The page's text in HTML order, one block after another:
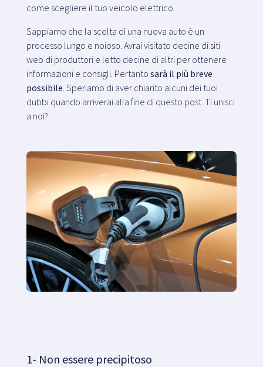
come scegliere il tuo veicolo elettrico.
Sappiamo che la scelta di una nuova auto è un
processo lungo e noioso. Avrai visitato decine di siti
web di produttori e letto decine di altri per ottenere
informazioni e consigli. Pertanto sarà il più breve
possibile. Speriamo di aver chiarito alcuni dei tuoi
dubbi quando arriverai alla fine di questo post. Ti unisci
a noi?
1- Non essere precipitoso